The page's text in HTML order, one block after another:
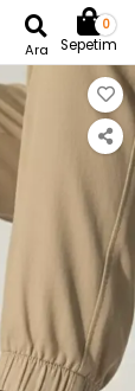
Ara
0
Sepetim